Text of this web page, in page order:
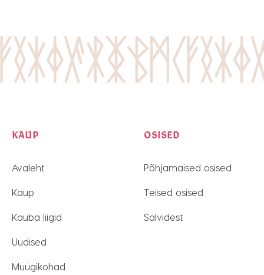
KAUP
Avaleht
Kaup
Kauba liigid
Uudised
Müügikohad
OSISED
Põhjamaised osised
Teised osised
Salvidest